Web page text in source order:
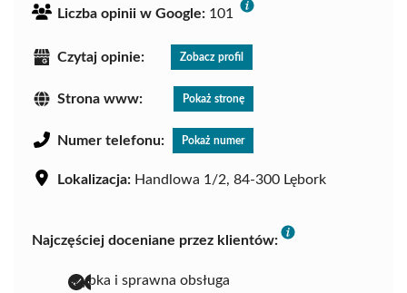
Liczba opinii w Google: 101
Czytaj opinie: Zobacz profil
Strona www: Pokaż stronę
Numer telefonu: Pokaż numer
Lokalizacja: Handlowa 1/2, 84-300 Lębork
Najczęściej doceniane przez klientów:
szybka i sprawna obsługa